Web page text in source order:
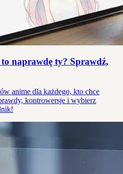
naprawdę ty? Sprawdź,
anime dla każdego, kto chce
kontrowersje i wybierz